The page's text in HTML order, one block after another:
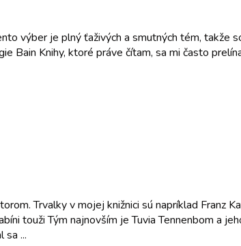
výber je plný ťaživých a smutných tém, takže
Bain Knihy, ktoré práve čítam, sa mi často
Trvalky v mojej knižnici sú napríklad Franz
touži Tým najnovším je Tuvia Tennenbom a
sa ...